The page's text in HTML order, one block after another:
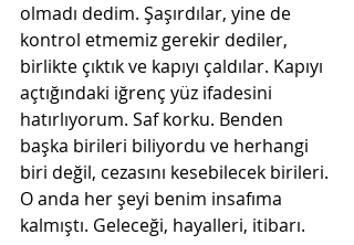
olmadı dedim. Şaşırdılar, yine de
kontrol etmemiz gerekir dediler,
birlikte çıktık ve kapıyı çaldılar. Kapıyı
açtığındaki iğrenç yüz ifadesini
hatırlıyorum. Saf korku. Benden
başka birileri biliyordu ve herhangi
biri değil, cezasını kesebilecek birileri.
O anda her şeyi benim insafıma
kalmıştı. Geleceği, hayalleri, itibarı.